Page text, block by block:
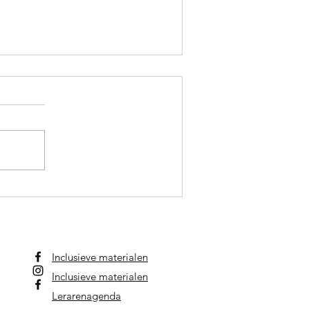
Inclusieve materialen
Inclusieve materialen
Lerarenagenda